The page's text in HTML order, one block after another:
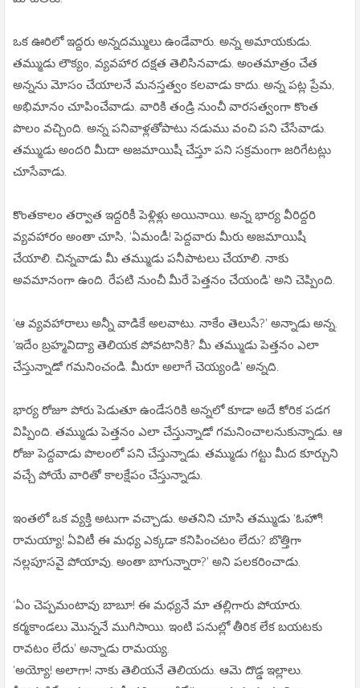
ఒక ఊరిలో ఇద్దరు అన్నదమ్ములు ఉండేవారు. అన్న అమాయకుడు.
తమ్ముడు లౌక్యం, వ్యవహార దక్షత తెలిసినవాడు. అంతమాత్రం చేత
అన్నను మోసం చేయాలనే మనస్తత్వం కలవాడు కాదు. అన్న పట్ల ప్రేమ,
అభిమానం చూపించేవాడు. వారికి తండ్రి నుంచీ వారసత్వంగా కొంత
పొలం వచ్చింది. అన్న పనివాళ్లతోపాటు నడుము వంచి పని చేసేవాడు.
తమ్ముడు అందరి మీదా అజమాయిషీ చేస్తూ పని సక్రమంగా జరిగేటట్లు
చూసేవాడు.
కొంతకాలం తర్వాత ఇద్దరికీ పెళ్లిళ్లు అయినాయి. అన్న భార్య వీరిద్దరి
వ్యవహారం అంతా చూసి, ‘ఏమండీ! పెద్దవారు మీరు అజమాయిషీ
చేయాలి. చిన్నవాడు మీ తమ్ముడు పనీపాటలు చేయాలి. నాకు
అవమానంగా ఉంది. రేపటి నుంచీ మీరే పెత్తనం చేయండి’ అని చెప్పింది.
‘ఆ వ్యవహారాలు అన్నీ వాడికే అలవాటు. నాకేం తెలుసే?’ అన్నాడు అన్న.
‘ఇదేం బ్రహ్మవిద్యా తెలియక పోవటానికి? మీ తమ్ముడు పెత్తనం ఎలా
చేస్తున్నాడో గమనించండి. మీరూ అలాగే చెయ్యండి’ అన్నది.
భార్య రోజూ పోరు పెడుతూ ఉండేసరికి అన్నలో కూడా అదే కోరిక పడగ
విప్పింది. తమ్ముడు పెత్తనం ఎలా చేస్తున్నాడో గమనించాలనుకున్నాడు. ఆ
రోజు పెద్దవాడు పొలంలో పని చేస్తున్నాడు. తమ్ముడు గట్టు మీద కూర్చుని
వచ్చే పోయే వారితో కాలక్షేపం చేస్తున్నాడు.
ఇంతలో ఒక వ్యక్తి అటుగా వచ్చాడు. అతనిని చూసి తమ్ముడు ‘ఓహో!
రామయ్యా! ఏవిటీ ఈ మధ్య ఎక్కడా కనిపించటం లేదు? బొత్తిగా
నల్లపూసవై పోయావు. అంతా బాగున్నారా?’ అని పలకరించాడు.
‘ఏం చెప్పమంటావు బాబూ! ఈ మధ్యనే మా తల్లిగారు పోయారు.
కర్మకాండలు మొన్ననే ముగిసాయి. ఇంటి పనుల్లో తీరిక లేక బయటకు
రావటం లేదు’ అన్నాడు రామయ్య.
‘అయ్యో! అలాగా! నాకు తెలియనే తెలియదు. ఆమె దొడ్డ ఇల్లాలు.